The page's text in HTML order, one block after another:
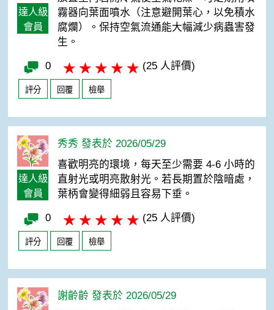
達人級
會員
霧器向葉面噴水（注意避開葉心，以免積水
腐爛）。保持空氣流通能大幅減少病蟲害發
生。
0 (25 人評價)
評分 回覆 檢舉
達人級
會員
秀秀 發表於 2026/05/29
喜歡明亮的環境，每天至少需要 4-6 小時的
直射光或明亮散射光。若長期置於陰暗處，
葉柄會變得細弱且容易下垂。
0 (25 人評價)
評分 回覆 檢舉
謝齡齡 發表於 2026/05/29